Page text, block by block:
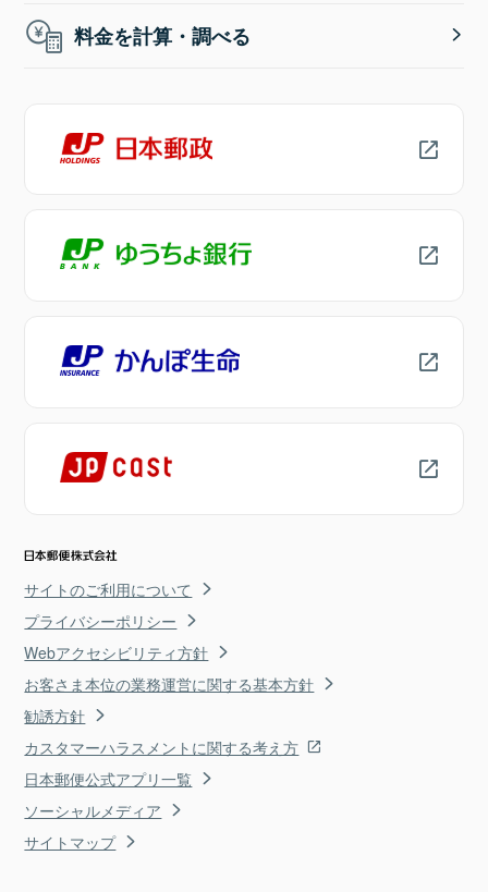
料金を計算・調べる
サイトのご利用について
プライバシーポリシー
Webアクセシビリティ方針
お客さま本位の業務運営に関する基本方針
勧誘方針
カスタマーハラスメントに関する考え方
日本郵便公式アプリ一覧
ソーシャルメディア
サイトマップ